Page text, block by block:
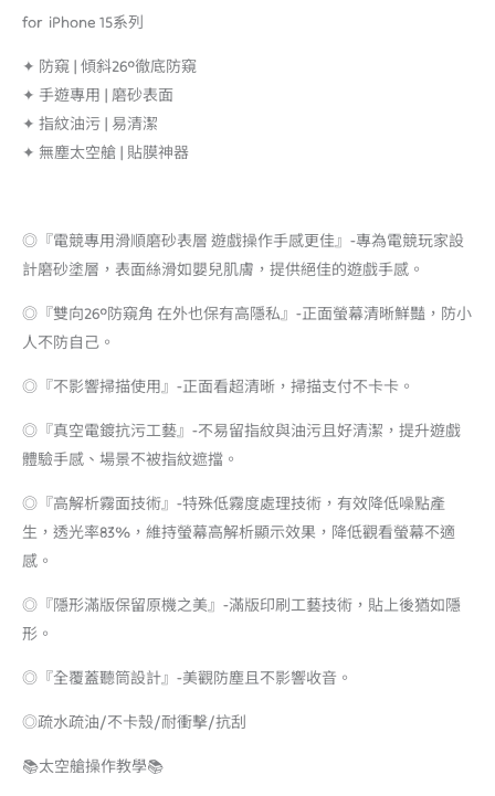
for iPhone 15系列
✦ 防窺 | 傾斜26°徹底防窺
✦ 手遊專用 | 磨砂表面
✦ 指紋油污 | 易清潔
✦ 無塵太空艙 | 貼膜神器
◎『電競專用滑順磨砂表層 遊戲操作手感更佳』-專為電競玩家設
計磨砂塗層，表面絲滑如嬰兒肌膚，提供絕佳的遊戲手感。
◎『雙向26°防窺角 在外也保有高隱私』-正面螢幕清晰鮮豔，防小
人不防自己。
◎『不影響掃描使用』-正面看超清晰，掃描支付不卡卡。
◎『真空電鍍抗污工藝』-不易留指紋與油污且好清潔，提升遊戲
體驗手感、場景不被指紋遮擋。
◎『高解析霧面技術』-特殊低霧度處理技術，有效降低噪點產
生，透光率83%，維持螢幕高解析顯示效果，降低觀看螢幕不適
感。
◎『隱形滿版保留原機之美』-滿版印刷工藝技術，貼上後猶如隱
形。
◎『全覆蓋聽筒設計』-美觀防塵且不影響收音。
◎疏水疏油/不卡殼/耐衝擊/抗刮
📚太空艙操作教學📚